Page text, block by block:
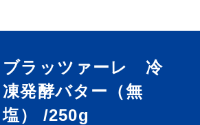
ブラッツァーレ 冷
凍発酵バター（無
塩） /250g